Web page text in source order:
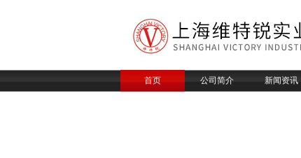
首页 公司简介 新闻资讯